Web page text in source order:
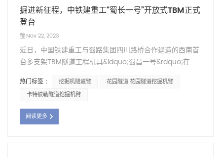
掘进新征程，中铁建重工“蜀长一号”开放式TBM正式
登台
Nov 22, 2023
近日，中国铁建重工与蜀路集团四川路桥合作建造的西南首
台多支架TBM隧道工程机具&ldquo;蜀昌一号&rdquo;在
通车。港高速燕园隧道正式进入TBM施工阶段。 据了解，
西乡高速公路燕园隧道施工采用的是&ldquo;蜀昌一号
&rdquo;露天TBM。隧道引导隧道设计断面尺寸直径8.5
米，开挖长度10公里，隧道沿线为人字形斜坡。 铁建重工研
热门标签 : 挖掘机隧道臂
花园隧道 花园隧道挖掘机臂
卡特彼勒隧道挖掘机臂
阅读更多